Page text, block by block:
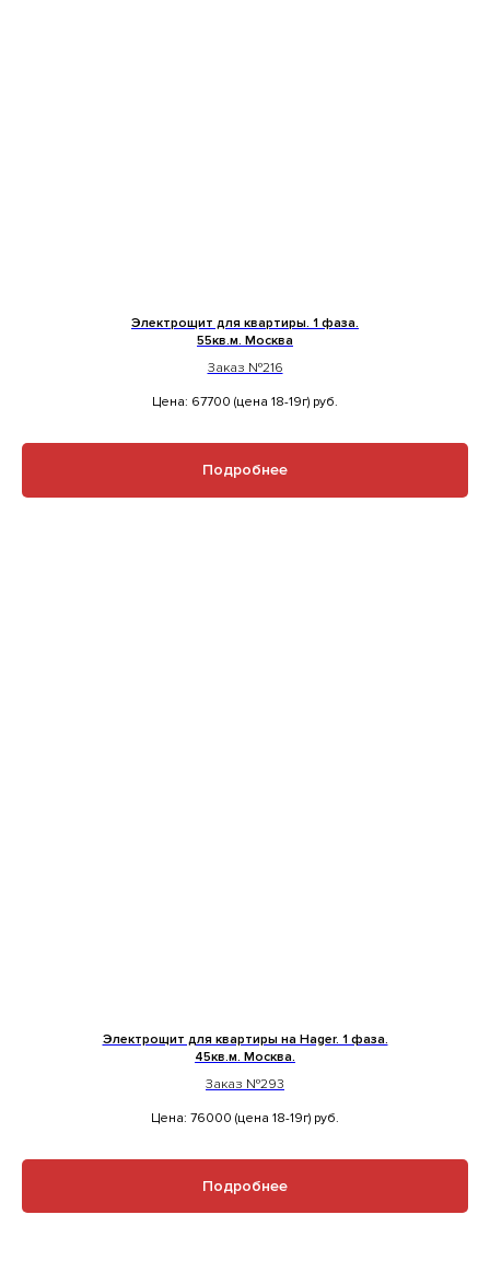
Электрощит для квартиры. 1 фаза.
55кв.м. Москва
Заказ №216
Цена: 67700 (цена 18-19г) руб.
Подробнее
Электрощит для квартиры на Hager. 1 фаза.
45кв.м. Москва.
Заказ №293
Цена: 76000 (цена 18-19г) руб.
Подробнее